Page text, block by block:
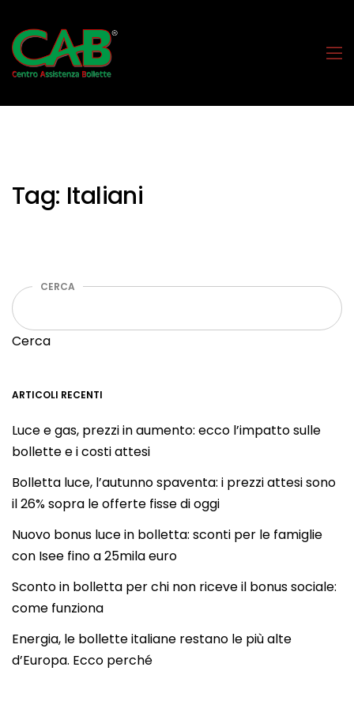
Tag: Italiani
CERCA
Cerca
ARTICOLI RECENTI
Luce e gas, prezzi in aumento: ecco l’impatto sulle
bollette e i costi attesi
Bolletta luce, l’autunno spaventa: i prezzi attesi sono
il 26% sopra le offerte fisse di oggi
Nuovo bonus luce in bolletta: sconti per le famiglie
con Isee fino a 25mila euro
Sconto in bolletta per chi non riceve il bonus sociale:
come funziona
Energia, le bollette italiane restano le più alte
d’Europa. Ecco perché